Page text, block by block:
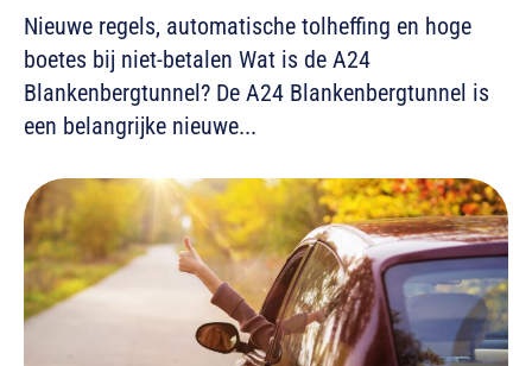
Nieuwe regels, automatische tolheffing en hoge
boetes bij niet-betalen Wat is de A24
Blankenbergtunnel? De A24 Blankenbergtunnel is
een belangrijke nieuwe...